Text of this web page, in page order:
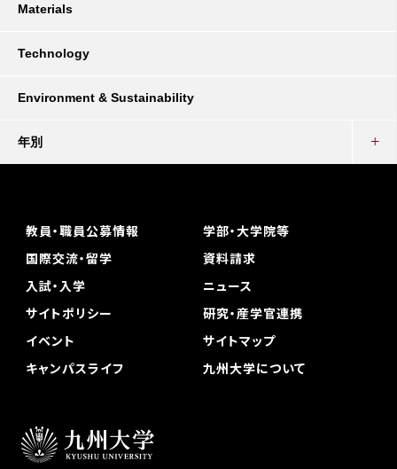
Materials
Technology
Environment & Sustainability
年別
教員・職員公募情報
学部・大学院等
国際交流・留学
資料請求
入試・入学
ニュース
サイトポリシー
研究・産学官連携
イベント
サイトマップ
キャンパスライフ
九州大学について